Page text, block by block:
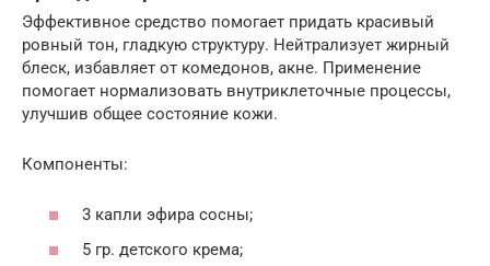
Эффективное средство помогает придать красивый
ровный тон, гладкую структуру. Нейтрализует жирный
блеск, избавляет от комедонов, акне. Применение
помогает нормализовать внутриклеточные процессы,
улучшив общее состояние кожи.
Компоненты:
3 капли эфира сосны;
5 гр. детского крема;